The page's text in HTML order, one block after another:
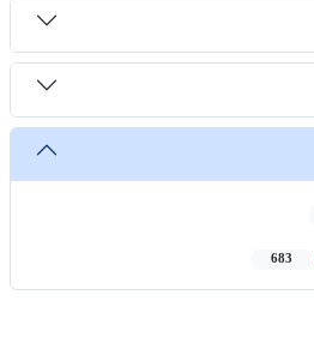
683